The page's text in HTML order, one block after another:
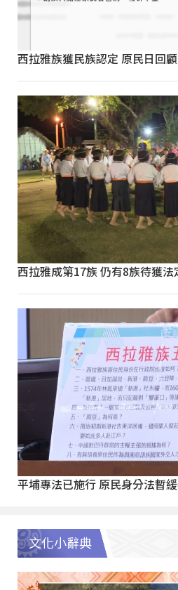
西拉雅族獲民族認定 原民日回
西拉雅成第17族 仍有8族待獲法
平埔專法已施行 原民身分法暫
文化小辭典